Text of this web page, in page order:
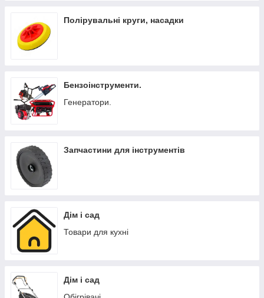
Полірувальні круги, насадки
Бензоінструменти.
Генератори.
Запчастини для інструментів
Дім і сад
Товари для кухні
Дім і сад